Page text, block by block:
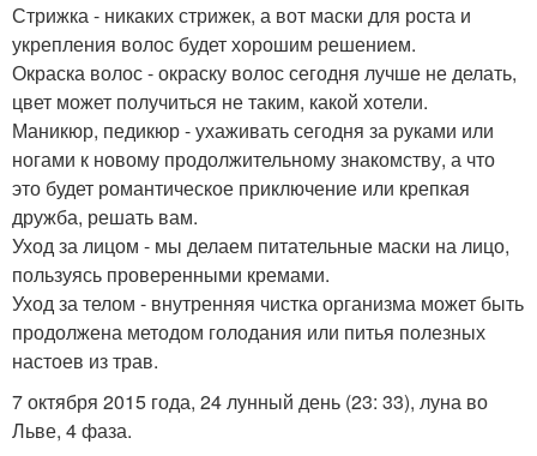
Стрижка - никаких стрижек, а вот маски для роста и
укрепления волос будет хорошим решением.
Окраска волос - окраску волос сегодня лучше не делать,
цвет может получиться не таким, какой хотели.
Маникюр, педикюр - ухаживать сегодня за руками или
ногами к новому продолжительному знакомству, а что
это будет романтическое приключение или крепкая
дружба, решать вам.
Уход за лицом - мы делаем питательные маски на лицо,
пользуясь проверенными кремами.
Уход за телом - внутренняя чистка организма может быть
продолжена методом голодания или питья полезных
настоев из трав.
7 октября 2015 года, 24 лунный день (23: 33), луна во
Льве, 4 фаза.